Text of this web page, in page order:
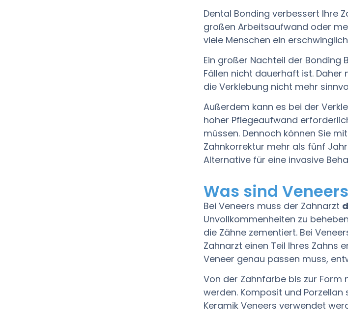
Dental Bonding verbessert Ihre
großen Arbeitsaufwand oder
viele Menschen ein
Ein großer Nachteil der
Fällen nicht dauerhaft ist. Daher
die Verklebung nicht mehr
Außerdem kann es bei der
hoher Pflegeaufwand
müssen. Dennoch können Sie
Zahnkorrektur mehr als fünf
Alternative für eine invasive
Was sind
Bei Veneers muss der Zahnarzt
Unvollkommenheiten zu
die Zähne zementiert. Bei
Zahnarzt einen Teil Ihres Zahns
Veneer genau passen muss,
Von der Zahnfarbe bis zur
werden. Komposit und
Keramik Veneers verwendet